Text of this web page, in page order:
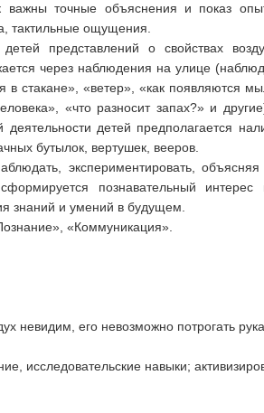
важны точные объяснения и показ
тактильные ощущения.
представлений о свойствах
через наблюдения на улице
в стакане», «ветер», «как появляются
«что разносит запах?» и
детей предполагается
бутылок, вертушек, вееров.
экспериментировать,
познавательный интерес
знаний и умений в будущем.
«Коммуникация».
невидим, его невозможно потрогать
исследовательские навыки;